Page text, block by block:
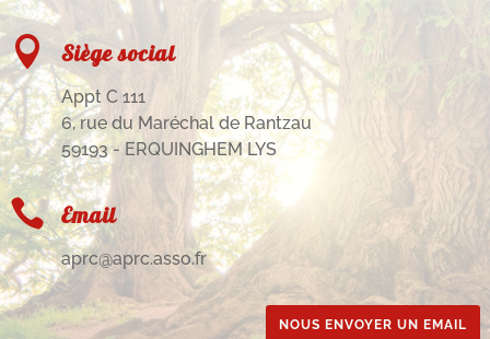
 Siège social
Appt C 111
6, rue du Maréchal de Rantzau
59193 - ERQUINGHEM LYS
 Email
aprc@aprc.asso.fr
NOUS ENVOYER UN EMAIL